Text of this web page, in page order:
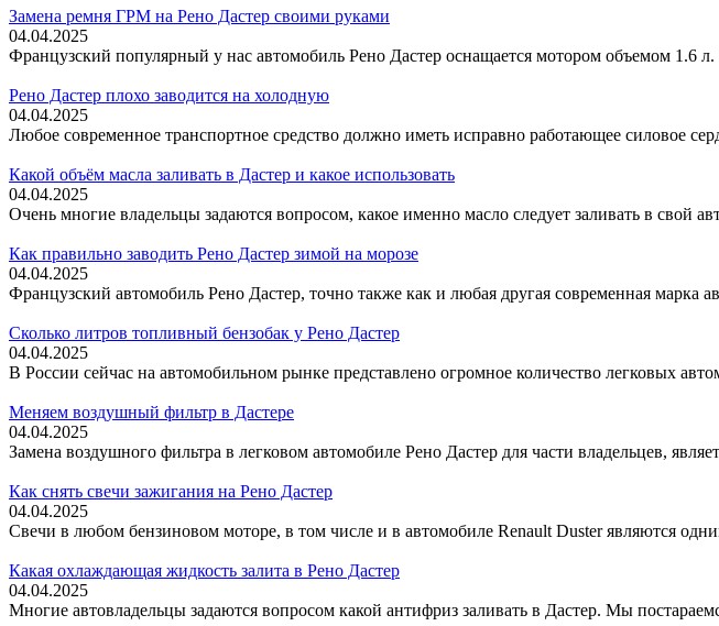
Замена ремня ГРМ на Рено Дастер своими руками
04.04.2025
Французский популярный у нас автомобиль Рено Дастер оснащается мотором объемом
Рено Дастер плохо заводится на холодную
04.04.2025
Любое современное транспортное средство должно иметь исправно работающее силовое
Какой объём масла заливать в Дастер и какое использовать
04.04.2025
Очень многие владельцы задаются вопросом, какое именно масло следует заливать в свой
Как правильно заводить Рено Дастер зимой на морозе
04.04.2025
Французский автомобиль Рено Дастер, точно также как и любая другая современная марка
Сколько литров топливный бензобак у Рено Дастер
04.04.2025
В России сейчас на автомобильном рынке представлено огромное количество легковых
Меняем воздушный фильтр в Дастере
04.04.2025
Замена воздушного фильтра в легковом автомобиле Рено Дастер для части владельцев,
Как снять свечи зажигания на Рено Дастер
04.04.2025
Свечи в любом бензиновом моторе, в том числе и в автомобиле Renault Duster являются
Какая охлаждающая жидкость залита в Рено Дастер
04.04.2025
Многие автовладельцы задаются вопросом какой антифриз заливать в Дастер. Мы